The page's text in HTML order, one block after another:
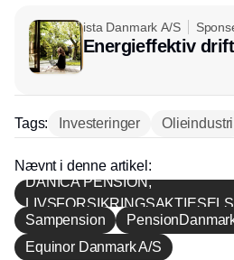
ista Danmark A/S
Energieffektiv
Tags: Investeringer Olieindustri
Nævnt i denne artikel:
DANICA PENSION,
Sampension
Equinor Danmark A/S